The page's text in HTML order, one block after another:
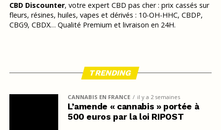
CBD Discounter, votre expert CBD pas cher : prix cassés sur
fleurs, résines, huiles, vapes et dérivés : 10-OH-HHC, CBDP,
CBG9, CBDX… Qualité Premium et livraison en 24H.
TRENDING
CANNABIS EN FRANCE il y a 2 semaines
L’amende « cannabis » portée à
500 euros par la loi RIPOST